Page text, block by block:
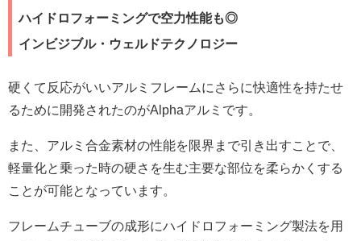
ハイドロフォーミングで空力性能も◎
インビジブル・ウェルドテクノロジー
硬くて反応がいいアルミフレームにさらに快適性を持たせ
るために開発されたのがAlphaアルミです。
また、アルミ合金素材の性能を限界まで引き出すことで、
軽量化と乗った時の硬さを生む主要な部位を柔らかくする
ことが可能となっています。
フレームチューブの成形にハイドロフォーミング製法を用